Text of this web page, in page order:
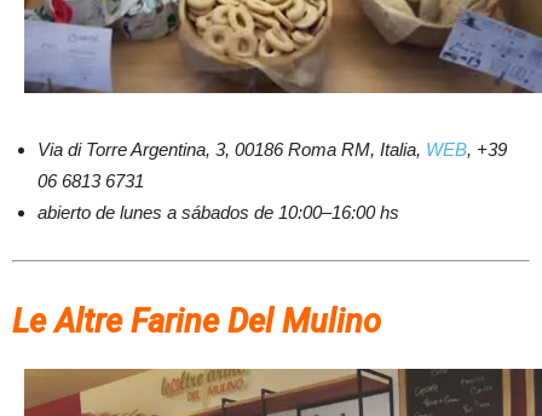
Via di Torre Argentina, 3, 00186 Roma RM, Italia, WEB, +39
06 6813 6731
abierto de lunes a sábados de 10:00–16:00 hs
Le Altre Farine Del Mulino